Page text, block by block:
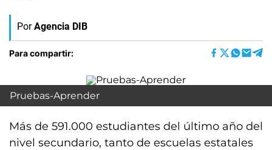
Por Agencia DIB
Para compartir:
Pruebas-Aprender
Más de 591.000 estudiantes del último año del
nivel secundario, tanto de escuelas estatales